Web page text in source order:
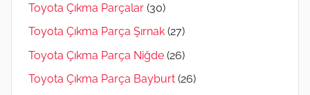
Toyota Çıkma Parçalar (30)
Toyota Çıkma Parça Şırnak (27)
Toyota Çıkma Parça Niğde (26)
Toyota Çıkma Parça Bayburt (26)